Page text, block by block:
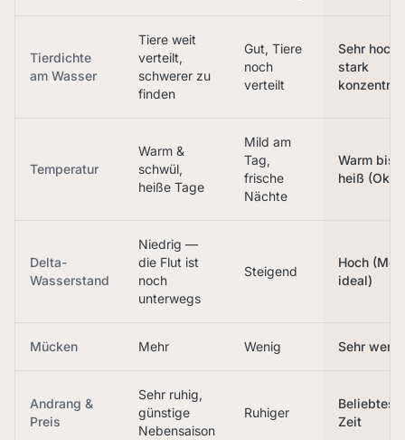
Tierdichte
am Wasser
Tiere weit
verteilt,
schwerer zu
finden
Gut, Tiere
noch
verteilt
Sehr hoch,
stark
Temperatur
Warm &
schwül,
heiße Tage
Mild am
Tag,
frische
Nächte
Warm bis
heiß (Okt.)
Delta-
Wasserstand
Niedrig —
die Flut ist
noch
unterwegs
Steigend
Hoch
ideal)
Mücken Mehr Wenig Sehr wenig
Andrang &
Preis
Sehr ruhig,
günstige
Nebensaison
Ruhiger
Zeit